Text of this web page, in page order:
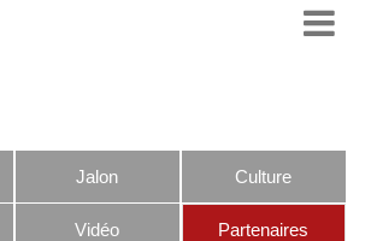
Jalon Culture
Vidéo Partenaires